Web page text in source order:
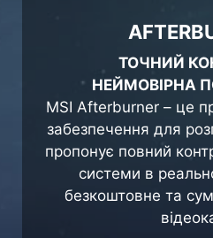
ТОЧНИЙ
НЕЙМОВІРНА
MSI Afterburner – це
забезпечення для
пропонує повний
системи в
безкоштовне та